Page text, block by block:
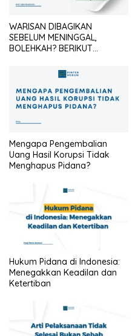
WARISAN DIBAGIKAN
SEBELUM MENINGGAL,
BOLEHKAH? BERIKUT
Mengapa Pengembalian
Uang Hasil Korupsi Tidak
Menghapus Pidana?
Hukum Pidana di Indonesia:
Menegakkan Keadilan dan
Ketertiban